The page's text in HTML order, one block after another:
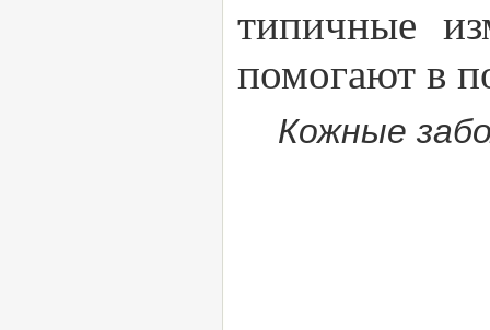
типичные
помогают в
Кожные